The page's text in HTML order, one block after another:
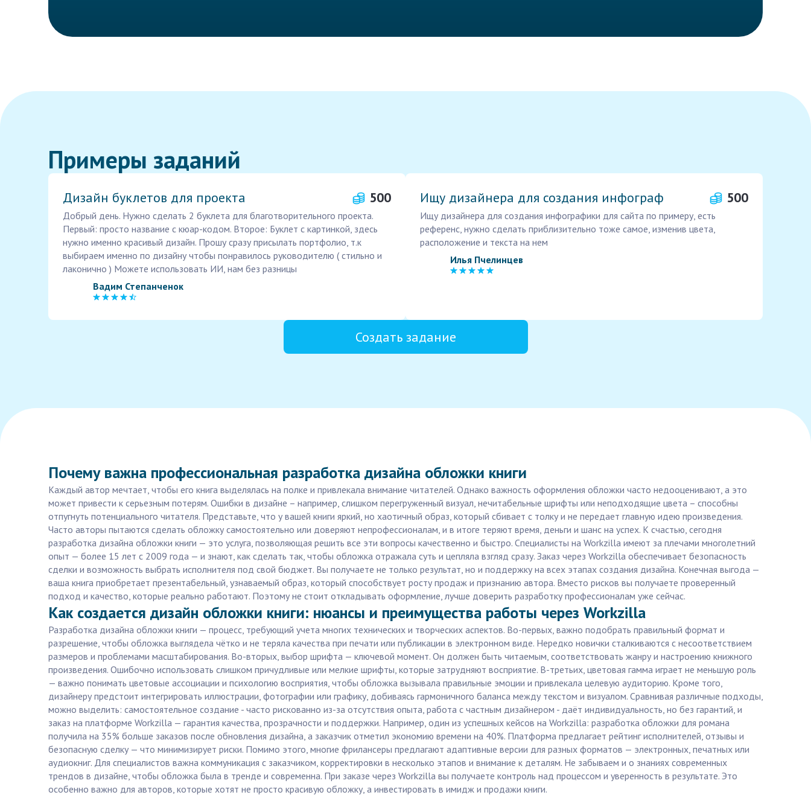
Примеры заданий
Дизайн буклетов для проекта 500
Добрый день. Нужно сделать 2 буклета для благотворительного проекта.
Первый: просто название с кюар-кодом. Второе: Буклет с картинкой, здесь
нужно именно красивый дизайн. Прошу сразу присылать портфолио, т.к
выбираем именно по дизайну чтобы понравилось руководителю ( стильно и
лаконично ) Можете использовать ИИ, нам без разницы
Вадим Степанченок
Ищу дизайнера для создания инфограф 500
Ищу дизайнера для создания инфографики для сайта по примеру, есть
референс, нужно сделать приблизительно тоже самое, изменив цвета,
расположение и текста на нем
Илья Пчелинцев
Создать задание
Почему важна профессиональная разработка дизайна обложки книги
Каждый автор мечтает, чтобы его книга выделялась на полке и привлекала внимание читателей. Однако важность оформления обложки часто недооценивают, а это
может привести к серьезным потерям. Ошибки в дизайне – например, слишком перегруженный визуал, нечитабельные шрифты или неподходящие цвета – способны
отпугнуть потенциального читателя. Представьте, что у вашей книги яркий, но хаотичный образ, который сбивает с толку и не передает главную идею произведения.
Часто авторы пытаются сделать обложку самостоятельно или доверяют непрофессионалам, и в итоге теряют время, деньги и шанс на успех. К счастью, сегодня
разработка дизайна обложки книги — это услуга, позволяющая решить все эти вопросы качественно и быстро. Специалисты на Workzilla имеют за плечами многолетний
опыт — более 15 лет с 2009 года — и знают, как сделать так, чтобы обложка отражала суть и цепляла взгляд сразу. Заказ через Workzilla обеспечивает безопасность
сделки и возможность выбрать исполнителя под свой бюджет. Вы получаете не только результат, но и поддержку на всех этапах создания дизайна. Конечная выгода —
ваша книга приобретает презентабельный, узнаваемый образ, который способствует росту продаж и признанию автора. Вместо рисков вы получаете проверенный
подход и качество, которые реально работают. Поэтому не стоит откладывать оформление, лучше доверить разработку профессионалам уже сейчас.
Как создается дизайн обложки книги: нюансы и преимущества работы через Workzilla
Разработка дизайна обложки книги — процесс, требующий учета многих технических и творческих аспектов. Во-первых, важно подобрать правильный формат и
разрешение, чтобы обложка выглядела чётко и не теряла качества при печати или публикации в электронном виде. Нередко новички сталкиваются с несоответствием
размеров и проблемами масштабирования. Во-вторых, выбор шрифта — ключевой момент. Он должен быть читаемым, соответствовать жанру и настроению книжного
произведения. Ошибочно использовать слишком причудливые или мелкие шрифты, которые затрудняют восприятие. В-третьих, цветовая гамма играет не меньшую роль
— важно понимать цветовые ассоциации и психологию восприятия, чтобы обложка вызывала правильные эмоции и привлекала целевую аудиторию. Кроме того,
дизайнеру предстоит интегрировать иллюстрации, фотографии или графику, добиваясь гармоничного баланса между текстом и визуалом. Сравнивая различные подходы,
можно выделить: самостоятельное создание - часто рискованно из-за отсутствия опыта, работа с частным дизайнером - даёт индивидуальность, но без гарантий, и
заказ на платформе Workzilla — гарантия качества, прозрачности и поддержки. Например, один из успешных кейсов на Workzilla: разработка обложки для романа
получила на 35% больше заказов после обновления дизайна, а заказчик отметил экономию времени на 40%. Платформа предлагает рейтинг исполнителей, отзывы и
безопасную сделку — что минимизирует риски. Помимо этого, многие фрилансеры предлагают адаптивные версии для разных форматов — электронных, печатных или
аудиокниг. Для специалистов важна коммуникация с заказчиком, корректировки в несколько этапов и внимание к деталям. Не забываем и о знаниях современных
трендов в дизайне, чтобы обложка была в тренде и современна. При заказе через Workzilla вы получаете контроль над процессом и уверенность в результате. Это
особенно важно для авторов, которые хотят не просто красивую обложку, а инвестировать в имидж и продажи книги.